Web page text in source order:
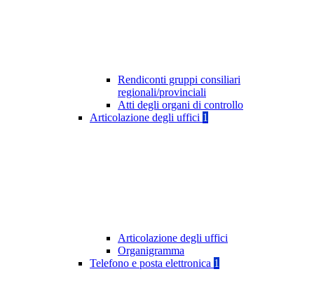
Rendiconti gruppi consiliari
regionali/provinciali
Atti degli organi di controllo
Articolazione degli uffici 1
Articolazione degli uffici
Organigramma
Telefono e posta elettronica 1